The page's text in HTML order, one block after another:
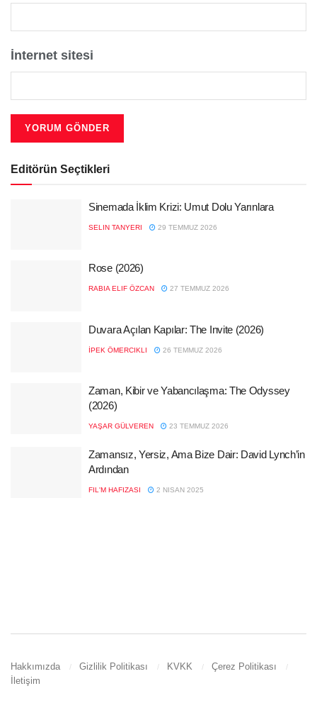
İnternet sitesi
Editörün Seçtikleri
Sinemada İklim Krizi: Umut Dolu Yarınlara
SELIN TANYERI 29 TEMMUZ 2026
Rose (2026)
RABIA ELIF ÖZCAN 27 TEMMUZ 2026
Duvara Açılan Kapılar: The Invite (2026)
İPEK ÖMERCIKLI 26 TEMMUZ 2026
Zaman, Kibir ve Yabancılaşma: The Odyssey
(2026)
YAŞAR GÜLVEREN 23 TEMMUZ 2026
Zamansız, Yersiz, Ama Bize Dair: David Lynch’in
Ardından
FIL'M HAFIZASI 2 NISAN 2025
Hakkımızda Gizlilik Politikası KVKK
Çerez Politikası
İletişim